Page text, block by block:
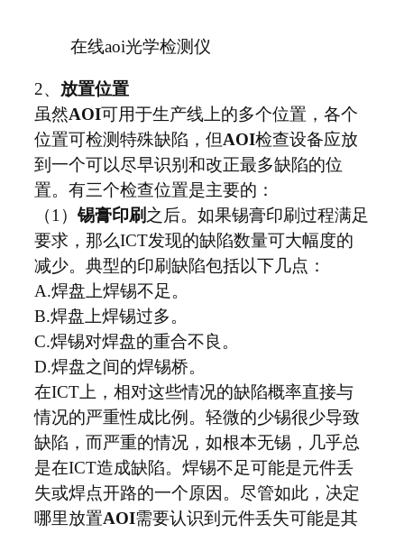
在线aoi光学检测仪
2、 放置位置
虽然AOI可用于生产线上的多个位置，各个
位置可检测特殊缺陷，但AOI检查设备应放
到一个可以尽早识别和改正最多缺陷的位
置。有三个检查位置是主要的：
（1）锡膏印刷 之后。如果锡膏印刷过程满足
要求，那么ICT发现的缺陷数量可大幅度的
减少。典型的印刷缺陷包括以下几点：
A.焊盘上焊锡不足。
B.焊盘上焊锡过多。
C.焊锡对焊盘的重合不良。
D.焊盘之间的焊锡桥。
在ICT上，相对这些情况的缺陷概率直接与
情况的严重性成比例。轻微的少锡很少导致
缺陷，而严重的情况，如根本无锡，几乎总
是在ICT造成缺陷。焊锡不足可能是元件丢
失或焊点开路的一个原因。尽管如此，决定
哪里放置AOI需要认识到元件丢失可能是其